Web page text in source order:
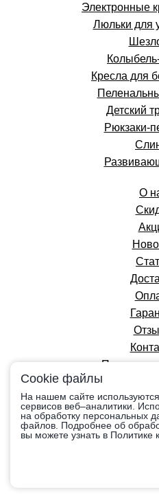
Электронные
Люльки для
Кресла для
Детский
Рюкзаки-
О
Политика
Вся информация на
ознакомительных
определяемой
Cookie файлы
На нашем сайте
сервисов веб–аналитики.
на обработку персональных
файлов. Подробнее об
вы можете узнать в Политике